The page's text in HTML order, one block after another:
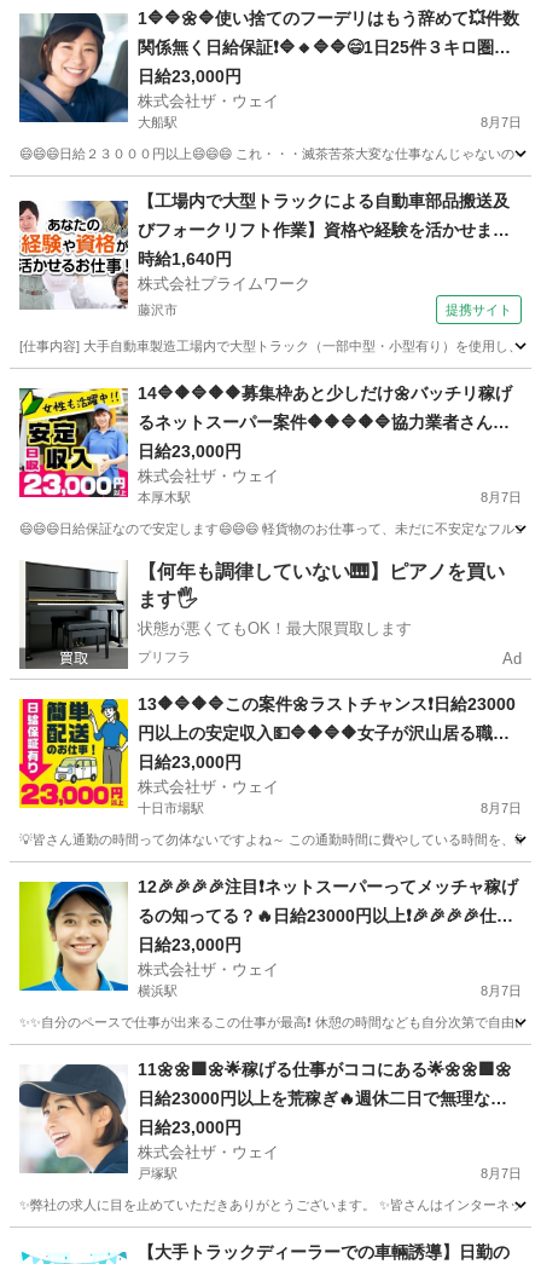
大和駅 ドライバー ネットスーパー
1🔷🔷🌼🔷使い捨てのフーデリはもう辞めて💥件数
関係無く日給保証❗🔷🔸🔷🔷😄1日25件３キロ圏内
の配送❗️朝10：30出勤で2.3万円以上を楽々GET✨
✨
日給23,000円
株式会社ザ・ウェイ
大船駅 8月7日
😄😄😄日給２３０００円以上😄😄😄 これ・・・滅茶苦茶大変な仕事なんじゃないの
大船駅 配送 ネットスーパー
【工場内で大型トラックによる自動車部品搬送及
びフォークリフト作業】資格や経験を活かせま
す！
時給1,640円
株式会社プライムワーク
藤沢市 提携サイト
[仕事内容] 大手自動車製造工場内で大型トラック（一部中型・小型有り）を使用
ドライバー
14🔷🔶🔷🔶🔶募集枠あと少しだけ🌼バッチリ稼げ
るネットスーパー案件🔶🔶🔷🔶🔷協力業者さんも
募集していま～す🔥
日給23,000円
株式会社ザ・ウェイ
本厚木駅 8月7日
😄😄😄日給保証なので安定します😄😄😄 軽貨物のお仕事って、未だに不安定なフル
神奈川 本厚木駅 配送 ネットスーパー
【何年も調律していない🎹】ピアノを買い
ます🖐️
状態が悪くてもOK！最大限買取します
プリフラ Ad
13🔶🔷🔶🔷この案件🌼ラストチャンス❗️日給23000
円以上の安定収入💵🔷🔶🔷🔶女子が沢山居る職場
～🎵お気軽に御応募ください😄
日給23,000円
株式会社ザ・ウェイ
十日市場駅 8月7日
💡皆さん通勤の時間って勿体ないですよね～ この通勤時間に費やしている時間を、
十日市場駅 配送 ネットスーパー
12🎉🎉🎉🎉注目❗️ネットスーパーってメッチャ稼げ
るの知ってる？🔥日給23000円以上❗️🎉🎉🎉🎉仕事
は楽チンで女子いっぱい✨安定収入😄完全週休2日
制だよ💗
日給23,000円
株式会社ザ・ウェイ
横浜駅 8月7日
✨✨自分のペースで仕事が出来るこの仕事が最高❗️ 休憩の時間なども自分次第で自由
横浜駅 ドライバー ネットスーパー
11🌼🌼🟩🌼🌟稼げる仕事がココにある🌟🌼🌼🟩🌼
日給23000円以上を荒稼ぎ🔥週休二日で無理なく
安定的に👍👍👍
日給23,000円
株式会社ザ・ウェイ
戸塚駅 8月7日
✨弊社の求人に目を止めていただきありがとうございます。 ✨皆さんはインターネッ
戸塚駅 配送 ネットスーパー
【大手トラックディーラーでの車輛誘導】日勤の